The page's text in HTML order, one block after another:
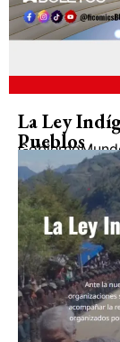
La Ley
Pueblos
Gobierno